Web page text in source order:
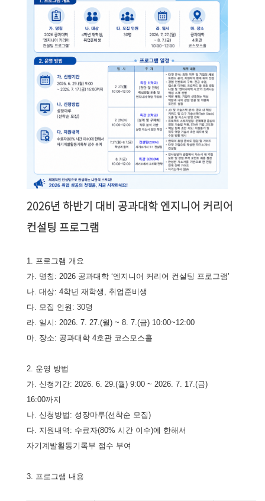
2026년 하반기 대비 공과대학 엔지니어 커리어
컨설팅 프로그램
1. 프로그램 개요
가. 명칭: 2026 공과대학 ‘엔지니어 커리어 컨설팅 프로그램’
나. 대상: 4학년 재학생, 취업준비생
다. 모집 인원: 30명
라. 일시: 2026. 7. 27.(월) ~ 8. 7.(금) 10:00~12:00
마. 장소: 공과대학 4호관 코스모스홀
2. 운영 방법
가. 신청기간: 2026. 6. 29.(월) 9:00 ~ 2026. 7. 17.(금)
16:00까지
나. 신청방법: 성장마루(선착순 모집)
다. 지원내역: 수료자(80% 시간 이수)에 한해서
자기계발활동기록부 점수 부여
3. 프로그램 내용